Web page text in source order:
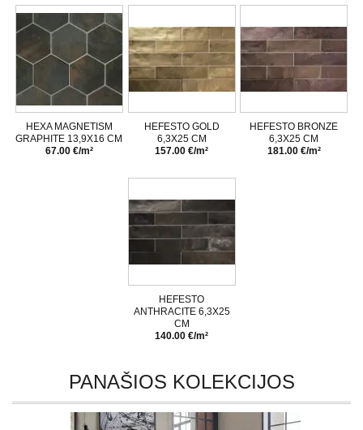
HEXA MAGNETISM
GRAPHITE 13,9X16 CM
67.00 €/m²
HEFESTO GOLD
6,3X25 CM
157.00 €/m²
HEFESTO BRONZE
6,3X25 CM
181.00 €/m²
HEFESTO
ANTHRACITE 6,3X25
CM
140.00 €/m²
PANAŠIOS KOLEKCIJOS